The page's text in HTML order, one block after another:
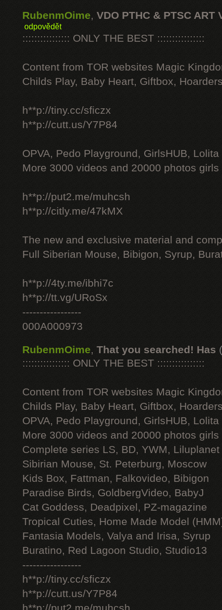
RubenmOime, VDO PTHC & PTSC ART
odpovědět
:::::::::::::::: ONLY THE BEST ::::::::::::::::
Content from TOR websites Magic
Childs Play, Baby Heart, Giftbox,
h**p://tiny.cc/sficzx
h**p://cutt.us/Y7P84
OPVA, Pedo Playground, GirlsHUB, Lolita
More 3000 videos and 20000 photos
h**p://put2.me/muhcsh
h**p://citly.me/47kMX
The new and exclusive material and
Full Siberian Mouse, Bibigon, Syrup,
h**p://4ty.me/ibhi7c
h**p://tt.vg/URoSx
-----------------
000A000973
RubenmOime, That you searched! Has
:::::::::::::::: ONLY THE BEST ::::::::::::::::
Content from TOR websites Magic
Childs Play, Baby Heart, Giftbox,
OPVA, Pedo Playground, GirlsHUB, Lolita
More 3000 videos and 20000 photos
Complete series LS, BD, YWM, Liluplanet
Sibirian Mouse, St. Peterburg, Moscow
Kids Box, Fattman, Falkovideo, Bibigon
Paradise Birds, GoldbergVideo, BabyJ
Cat Goddess, Deadpixel, PZ-magazine
Tropical Cuties, Home Made Model
Fantasia Models, Valya and Irisa, Syrup
Buratino, Red Lagoon Studio, Studio13
-----------------
h**p://tiny.cc/sficzx
h**p://cutt.us/Y7P84